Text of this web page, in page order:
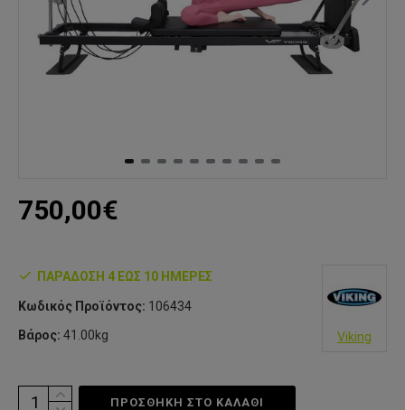
ΠΑΡΆΔΟΣΗ 4 ΈΩΣ 10 ΗΜΈΡΕΣ
Κωδικός Προϊόντος: 106434
Βάρος: 41.00kg Viking
750,00€
ΠΡΟΣΘΗΚΗ ΣΤΟ ΚΑΛΆΘΙ